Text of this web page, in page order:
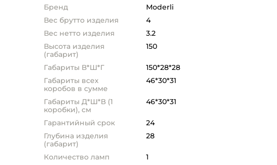
Бренд
Moderli
Вес брутто изделия
4
Вес нетто изделия
3.2
Высота изделия
(габарит)
150
Габариты В*Ш*Г
150*28*28
Габариты всех
коробов в сумме
46*30*31
Габариты Д*Ш*В (1
коробки), см
46*30*31
Гарантийный срок
24
Глубина изделия
(габарит)
28
Количество ламп
1